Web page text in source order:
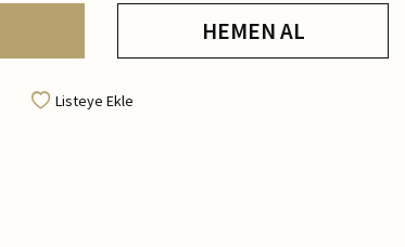
HEMEN AL
Listeye Ekle